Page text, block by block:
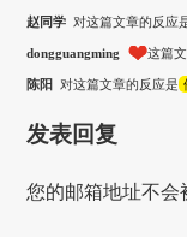
赵同学 对这篇文章的反应
dongguangming 这篇
陈阳 对这篇文章的反应是
发表回复
您的邮箱地址不会